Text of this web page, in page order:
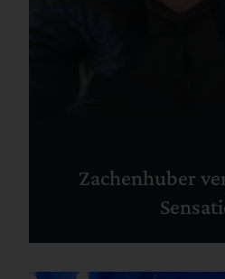
Zachenhuber